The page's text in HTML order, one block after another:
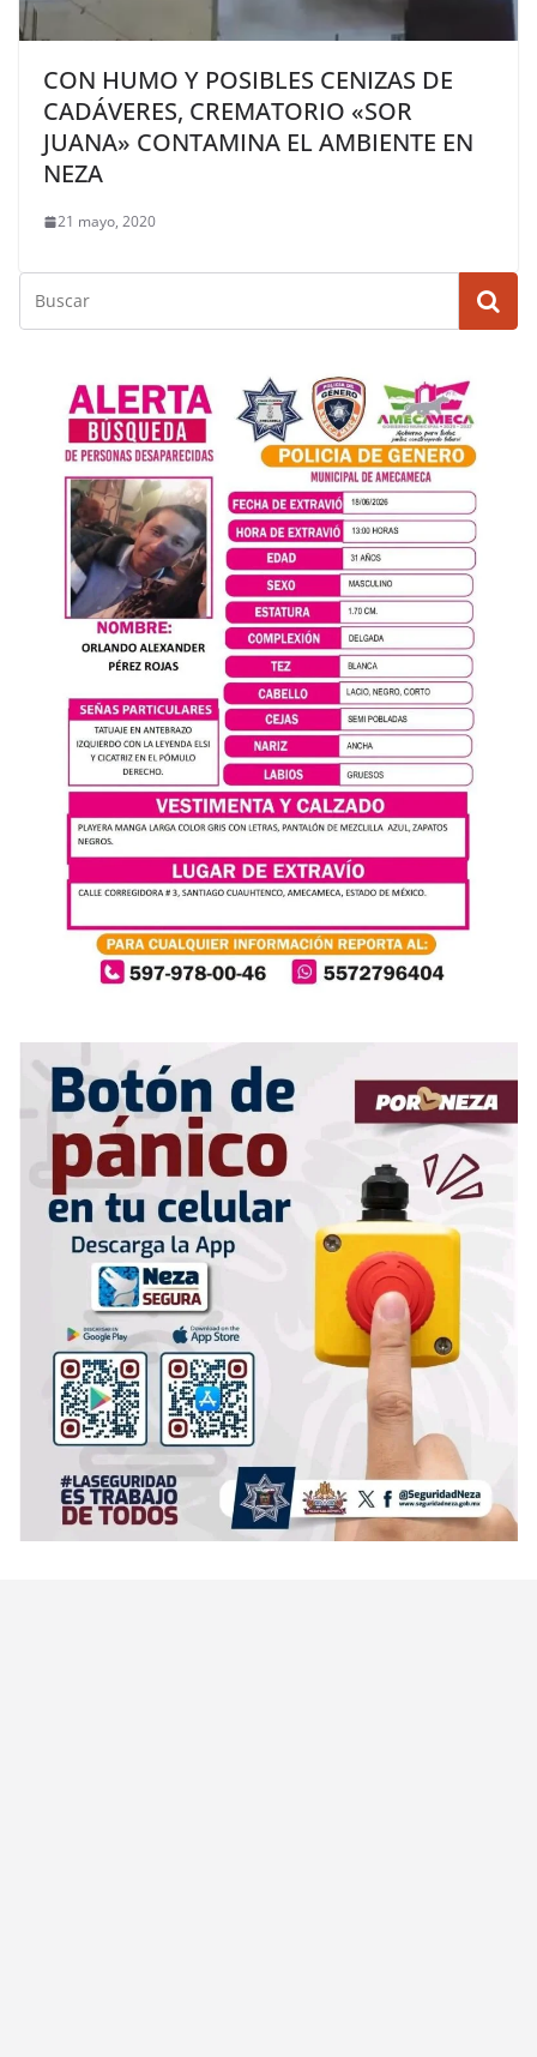
CON HUMO Y POSIBLES CENIZAS DE
CADÁVERES, CREMATORIO «SOR
JUANA» CONTAMINA EL AMBIENTE EN
NEZA
21 mayo, 2020